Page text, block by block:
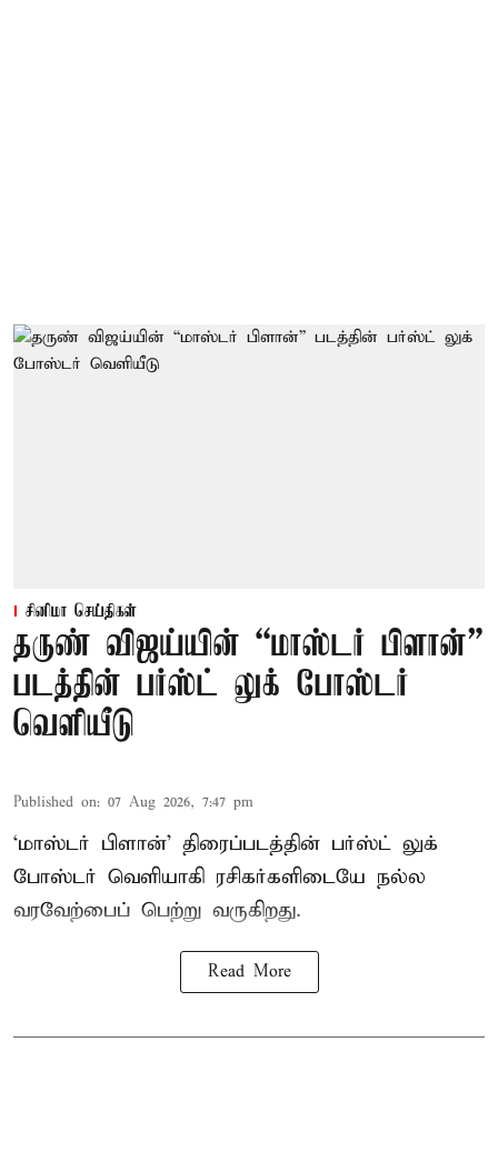
சினிமா செய்திகள்
தருண் விஜய்யின் “மாஸ்டர் பிளான்”
படத்தின் பர்ஸ்ட் லுக் போஸ்டர்
வெளியீடு
Published on: 07 Aug 2026, 7:47 pm
‘மாஸ்டர் பிளான்’ திரைப்படத்தின் பர்ஸ்ட் லுக்
போஸ்டர் வெளியாகி ரசிகர்களிடையே நல்ல
வரவேற்பைப் பெற்று வருகிறது.
Read More